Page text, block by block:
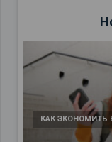
КАК ЭКОНОМИТЬ